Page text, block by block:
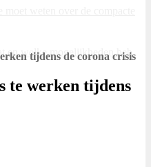
weten over de compacte
en welke mogelijkheden heb
tijdens de corona crisis
te werken tijdens